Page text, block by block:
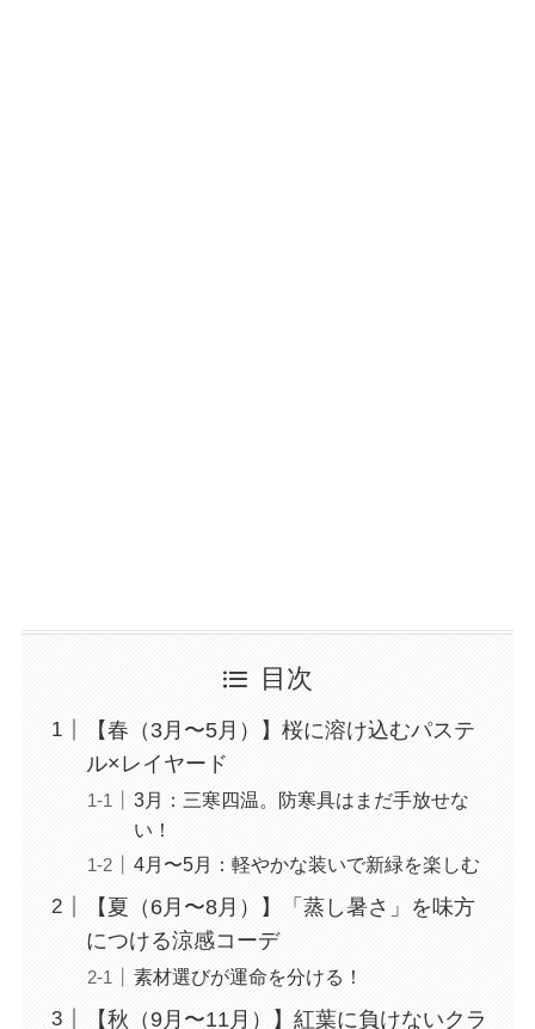
目次
【春（3月〜5月）】桜に溶け込むパステ
ル×レイヤード
3月：三寒四温。防寒具はまだ手放せな
い！
4月〜5月：軽やかな装いで新緑を楽しむ
【夏（6月〜8月）】「蒸し暑さ」を味方
につける涼感コーデ
素材選びが運命を分ける！
【秋（9月〜11月）】紅葉に負けないクラ